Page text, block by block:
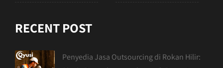
RECENT POST
Penyedia Jasa Outsourcing di Rokan Hilir: